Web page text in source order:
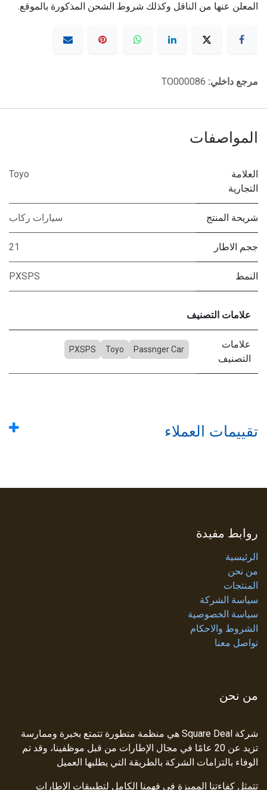
المعلن عنها من الناقل وكذلك شروط الشحن المذكورة بالموقع.
مرجع داخلي: TO000086
المواصفات
العلامة
التجارية
Toyo
شريحة المنتج سيارات ركاب
ججم الاطار 21
النمط PXSPS
علامات التصنيف
علامات
التصنيف
Passnger Car
Toyo
PXSPS
تقييمات العملاء
روابط مفيدة
الرئيسية
من نحن
المنتجات
سياسة الشركة
سياسة الخصوصية
الشروط والاحكام
تواصل معنا
من نحن
شركة Square Deal هي منظمة متطورة تتمتع بخبرة وممارسة
تزيد عن 20 عامًا في مجال الإطارات من قبل موظفينا، وقد تم
الوفاء بالتزامات الشركة بالطريقة التي يطلبها العميل
تتمثل كفاءتنا المميزة في فهمنا الكامل لتطبيقات الإطارات